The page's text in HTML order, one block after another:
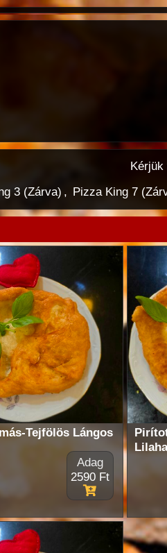
3 (Zárva) , Pizza King 7
Tejfölös Lángos
Adag
2590 Ft